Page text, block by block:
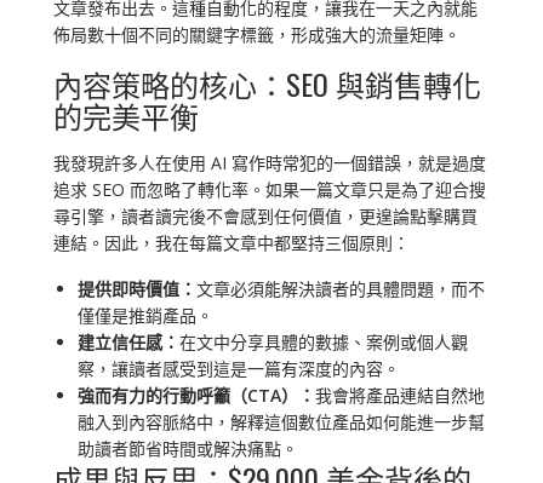
文章發布出去。這種自動化的程度，讓我在一天之內就能
佈局數十個不同的關鍵字標籤，形成強大的流量矩陣。
內容策略的核心：SEO 與銷售轉化
的完美平衡
我發現許多人在使用 AI 寫作時常犯的一個錯誤，就是過度
追求 SEO 而忽略了轉化率。如果一篇文章只是為了迎合搜
尋引擎，讀者讀完後不會感到任何價值，更遑論點擊購買
連結。因此，我在每篇文章中都堅持三個原則：
提供即時價值： 文章必須能解決讀者的具體問題，而不
僅僅是推銷產品。
建立信任感： 在文中分享具體的數據、案例或個人觀
察，讓讀者感受到這是一篇有深度的內容。
強而有力的行動呼籲（CTA）： 我會將產品連結自然地
融入到內容脈絡中，解釋這個數位產品如何能進一步幫
助讀者節省時間或解決痛點。